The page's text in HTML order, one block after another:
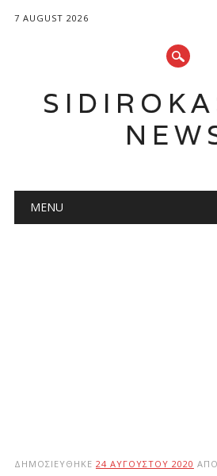
7 AUGUST 2026
Main menu
MENU
ΔΗΜΟΣΙΕΎΘΗΚΕ 24 ΑΥΓΟΎΣΤΟΥ 2020 ΑΠΌ